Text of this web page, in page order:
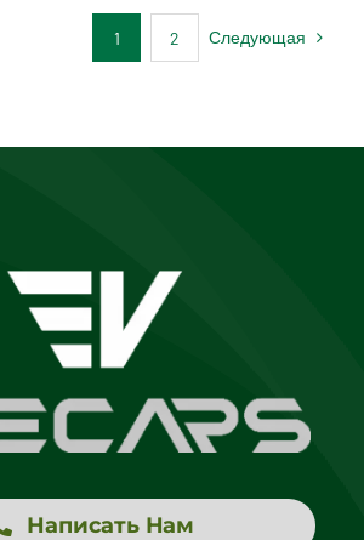
1 2 Следующая
Написать Нам